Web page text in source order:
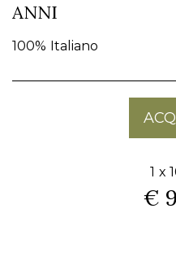
ANNI
100% Italiano
1 x
€